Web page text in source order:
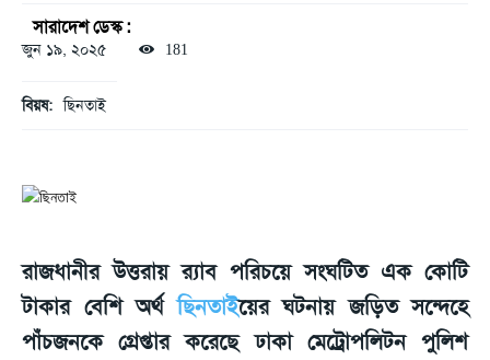
সারাদেশ ডেস্ক :
জুন ১৯, ২০২৫ 181
বিয়ষ: ছিনতাই
রাজধানীর উত্তরায় র‍্যাব পরিচয়ে সংঘটিত এক কোটি
টাকার বেশি অর্থছিনতাইয়ের ঘটনায় জড়িত সন্দেহে
পাঁচজনকে গ্রেপ্তার করেছে ঢাকা মেট্রোপলিটন পুলিশ